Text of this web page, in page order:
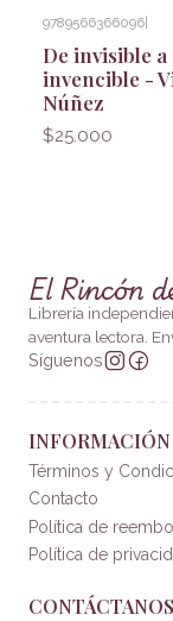
9789566366096|
De invisible a
invencible -
Núñez
$25.000
El Rincón
Librería
aventura lectora.
Síguenos
INFORMACIÓN
Términos y
Contacto
Política de
Política de
CONTÁCTANOS